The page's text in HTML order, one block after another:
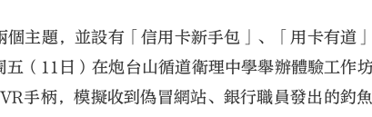
主題，並設有「信用卡新手包」、「用卡有道
（11日）在炮台山循道衛理中學舉辦體驗工作
手柄，模擬收到偽冒網站、銀行職員發出的釣